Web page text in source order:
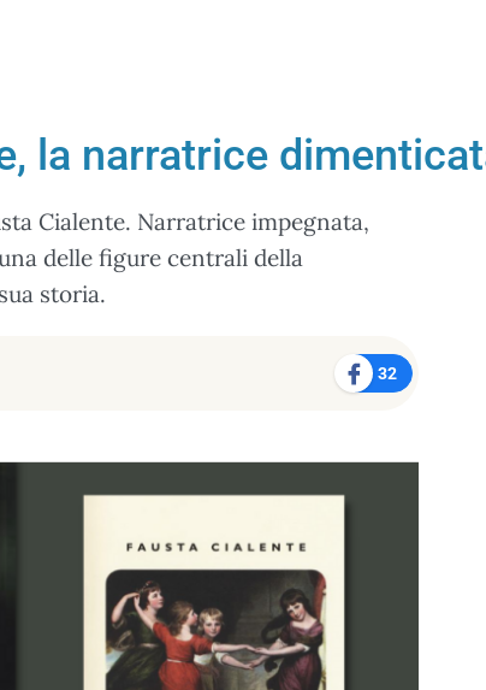
la narratrice
Cialente. Narratrice impegnata,
delle figure centrali della
storia.
32